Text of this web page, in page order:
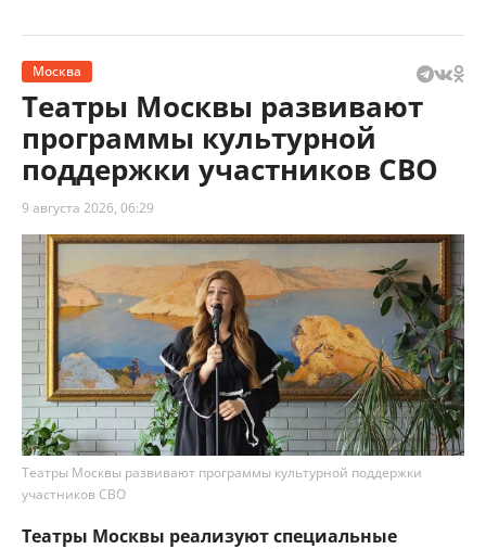
Москва
Театры Москвы развивают
программы культурной
поддержки участников СВО
9 августа 2026, 06:29
Театры Москвы развивают программы культурной поддержки
участников СВО
Театры Москвы реализуют специальные